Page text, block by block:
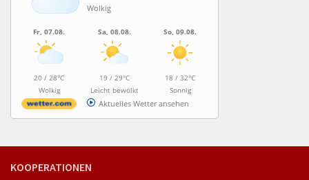
Wolkig
Fr, 07.08.
20 / 28°C
Wolkig
Sa, 08.08.
19 / 29°C
Leicht bewölkt
So, 09.08.
18 / 32°C
Sonnig
Aktuelles Wetter ansehen
KOOPERATIONEN